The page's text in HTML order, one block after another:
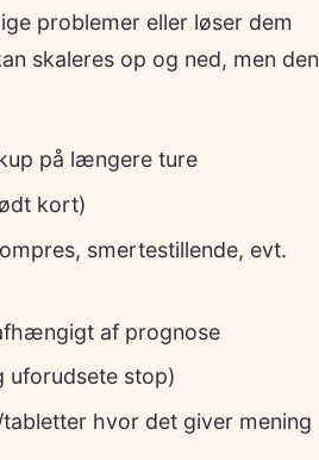
problemer eller løser dem
skaleres op og ned, men den
på længere ture
kort)
smertestillende, evt.
af prognose
uforudsete stop)
hvor det giver mening